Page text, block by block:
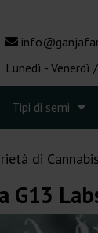
Lunedì - Venerdì
Tipi di semi
di Cannabis
G13